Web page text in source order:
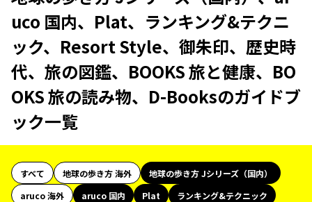
uco 国内、Plat、ランキング&テクニ
ック、Resort Style、御朱印、歴史時
代、旅の図鑑、BOOKS 旅と健康、BO
OKS 旅の読み物、D-Booksのガイドブ
ック一覧
すべて 地球の歩き方 海外
地球の歩き方 Jシリーズ（国内）
aruco 海外
aruco 国内 Plat
ランキング&テクニック